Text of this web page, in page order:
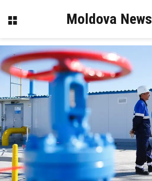
Меню Moldova News